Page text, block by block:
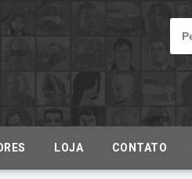
LOJA CONTATO